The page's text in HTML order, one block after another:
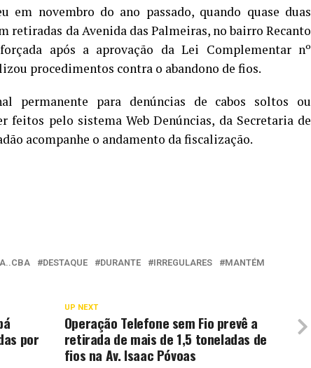
em novembro do ano passado, quando quase duas
retiradas da Avenida das Palmeiras, no bairro Recanto
após a aprovação da Lei Complementar nº
procedimentos contra o abandono de fios.
permanente para denúncias de cabos soltos ou
feitos pelo sistema Web Denúncias, da Secretaria de
acompanhe o andamento da fiscalização.
DESTAQUE DURANTE IRREGULARES
MANTÉM
UP NEXT
Operação Telefone sem Fio prevê a
retirada de mais de 1,5 toneladas de
fios na Av. Isaac Póvoas
por